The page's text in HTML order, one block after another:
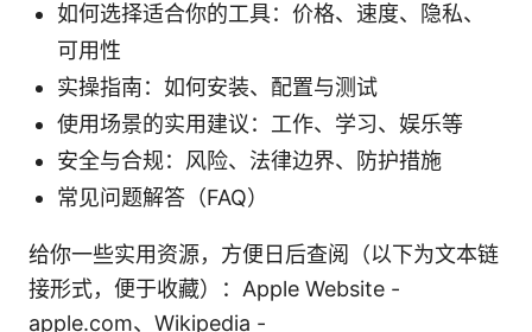
如何选择适合你的工具：价格、速度、隐私、
可用性
实操指南：如何安装、配置与测试
使用场景的实用建议：工作、学习、娱乐等
安全与合规：风险、法律边界、防护措施
常见问题解答（FAQ）
给你一些实用资源，方便日后查阅（以下为文本链
接形式，便于收藏）：Apple Website -
apple.com、Wikipedia -